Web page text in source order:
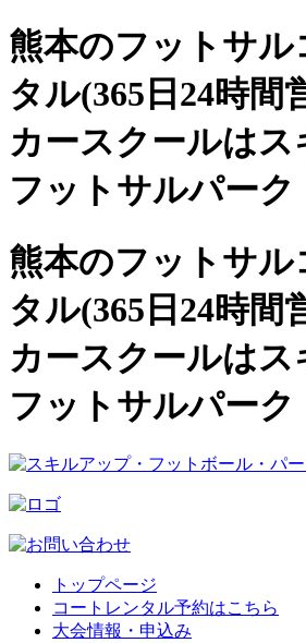
熊本のフットサル
タル(365日24時間
カースクールはス
フットサルパーク
熊本のフットサル
タル(365日24時間
カースクールはス
フットサルパーク
トップページ
コートレンタル予約はこちら
大会情報・申込み